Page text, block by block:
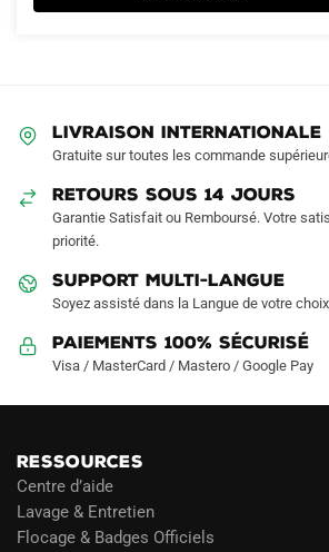
être
choisies
sur
page
produit
LIVRAISON INTERNATIONALE
Gratuite sur toutes les commande
RETOURS SOUS 14 JOURS
Garantie Satisfait ou Remboursé. Votre
priorité.
SUPPORT MULTI-LANGUE
Soyez assisté dans la Langue de votre
Paiements 100% Sécurisé
Visa / MasterCard / Mastero / Google Pay
RESSOURCES
Centre d’aide
Lavage & Entretien
Flocage & Badges Officiels